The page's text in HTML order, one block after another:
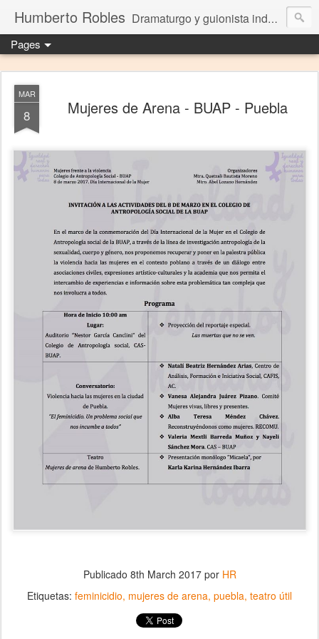
Humberto Robles Dramaturgo y guionista independiente
Pages
MAR
8 Mujeres de Arena - BUAP - Puebla
Publicado 8th March 2017por HR
Etiquetas: feminicidio mujeres de arena puebla teatro útil